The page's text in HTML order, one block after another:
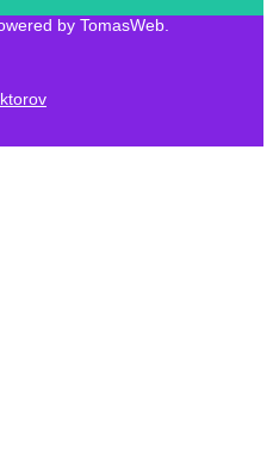
by TomasWeb.